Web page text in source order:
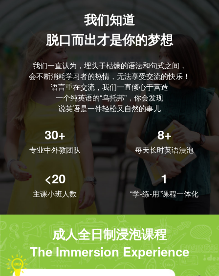
我们知道
脱口而出才是你的梦想
我们一直认为，埋头于枯燥的语法和句式之间，
会不断消耗学习者的热情，无法享受交流的快乐！
语言重在交流，我们一直倾心于营造
一个纯英语的“乌托邦”，你会发现
说英语是一件轻松又自然的事儿
30+
专业中外教团队
8+
每天长时英语浸泡
<20
主课小班人数
1
“学-练-用”课程一体化
成人全日制浸泡课程
The Immersion Experience